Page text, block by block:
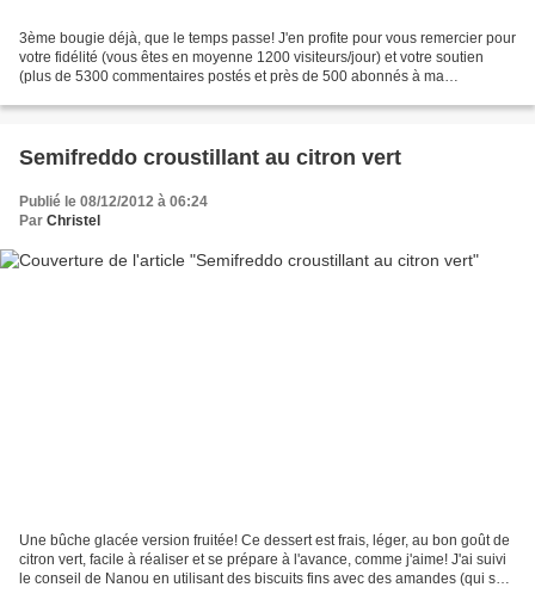
3ème bougie déjà, que le temps passe! J'en profite pour vous remercier pour
votre fidélité (vous êtes en moyenne 1200 visiteurs/jour) et votre soutien
(plus de 5300 commentaires postés et près de 500 abonnés à ma
Semifreddo croustillant au citron vert
Publié le 08/12/2012 à 06:24
Par Christel
Une bûche glacée version fruitée! Ce dessert est frais, léger, au bon goût de
citron vert, facile à réaliser et se prépare à l'avance, comme j'aime! J'ai suivi
le conseil de Nanou en utilisant des biscuits fins avec des amandes (qui se